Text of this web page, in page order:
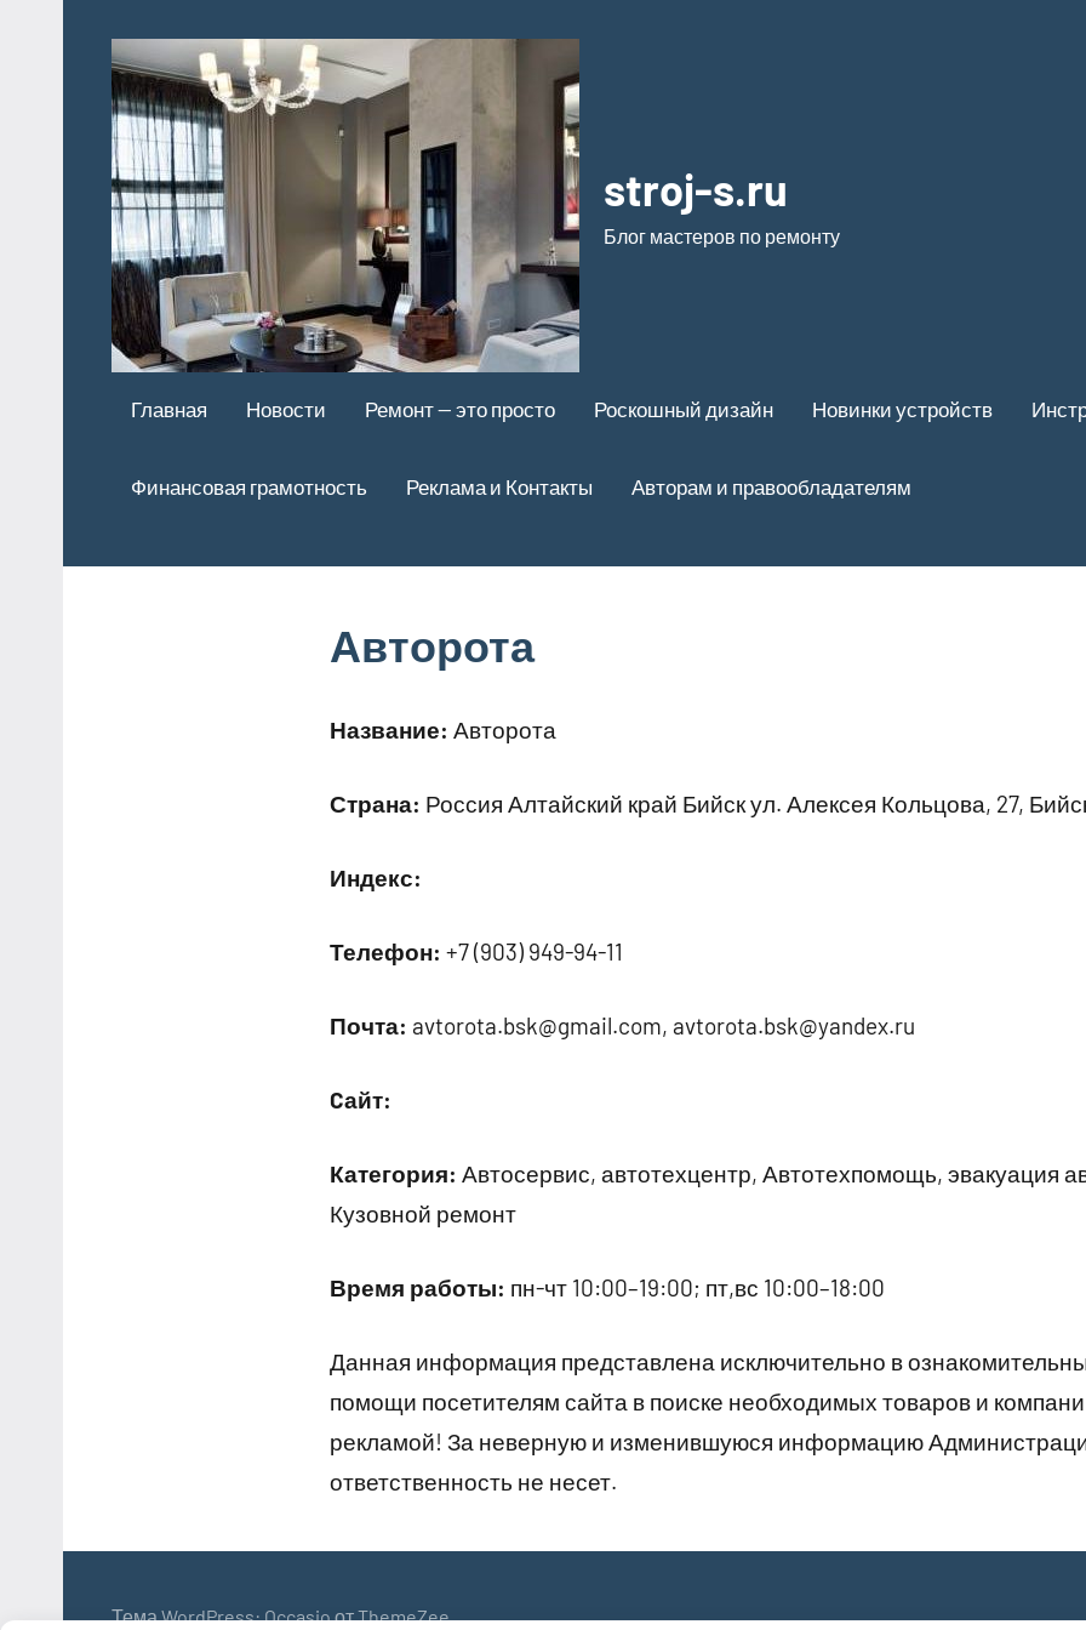
содержимому
stroj-s.ru
Блог мастеров по ремонту
Главная Новости Ремонт — это просто Роскошный дизайн Новинки устройств
Финансовая грамотность Реклама и Контакты Авторам и правообладателям
Авторота
Название: Авторота
Страна: Россия Алтайский край Бийск ул. Алексея Кольцова, 27,
Индекс:
Телефон: +7 (903) 949-94-11
Почта: avtorota.bsk@gmail.com, avtorota.bsk@yandex.ru
Cайт:
Категория: Автосервис, автотехцентр, Автотехпомощь, эвакуация
Кузовной ремонт
Время работы: пн-чт 10:00–19:00; пт,вс 10:00–18:00
Данная информация представлена исключительно в
помощи посетителям сайта в поиске необходимых товаров и
рекламой! За неверную и изменившуюся информацию
ответственность не несет.
Тема WordPress: Occasio от ThemeZee.